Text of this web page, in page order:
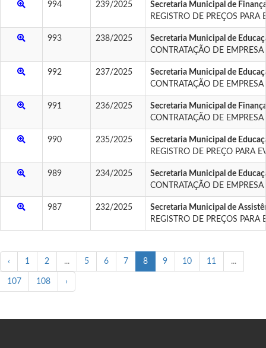
994 239/2025
Secretaria Municipal de
REGISTRO DE PREÇOS
993 238/2025
Secretaria Municipal de
CONTRATAÇÃO DE
992 237/2025
Secretaria Municipal de
CONTRATAÇÃO DE
991 236/2025
Secretaria Municipal de
CONTRATAÇÃO DE
990 235/2025
Secretaria Municipal de
REGISTRO DE PREÇO PARA
989 234/2025
Secretaria Municipal de
CONTRATAÇÃO DE
987 232/2025
Secretaria Municipal de
REGISTRO DE PREÇOS
‹ 1 2 ... 5 6 7 8 9 10 11 ...
107 108 ›